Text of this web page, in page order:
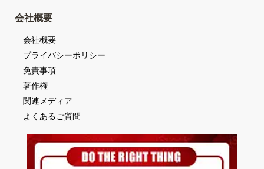
会社概要
会社概要
プライバシーポリシー
免責事項
著作権
関連メディア
よくあるご質問